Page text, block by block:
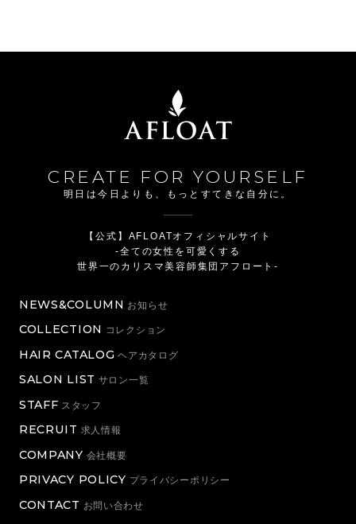
CREATE FOR YOURSELF
明日は今日よりも、もっとすてきな自分に。
【公式】AFLOATオフィシャルサイト
-全ての女性を可愛くする
世界一のカリスマ美容師集団アフロート-
NEWS&COLUMN お知らせ
COLLECTION コレクション
HAIR CATALOG ヘアカタログ
SALON LIST サロン一覧
STAFF スタッフ
RECRUIT 求人情報
COMPANY 会社概要
PRIVACY POLICY プライバシーポリシー
CONTACT お問い合わせ